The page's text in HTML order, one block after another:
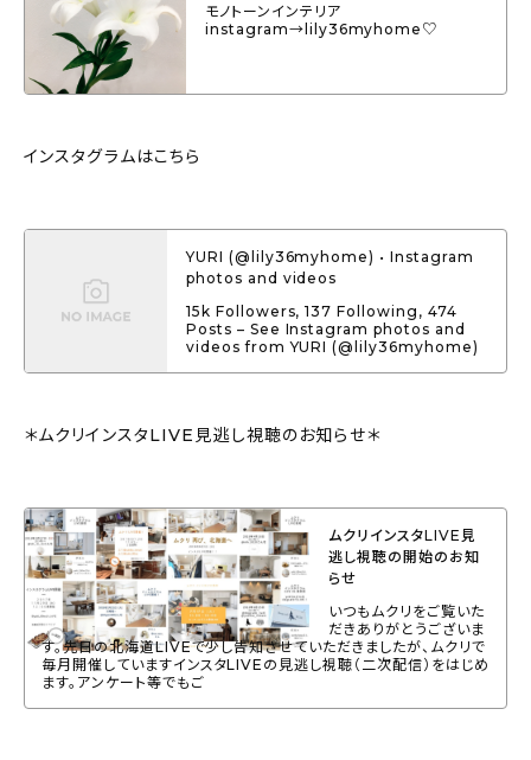
モノトーンインテリア
instagram→lily36myhome♡
インスタグラムはこちら
YURI (@lily36myhome) • Instagram
photos and videos
15k Followers, 137 Following, 474
Posts – See Instagram photos and
videos from YURI (@lily36myhome)
＊ムクリインスタLIVE見逃し視聴のお知らせ＊
ムクリインスタLIVE見
逃し視聴の開始のお知
らせ
いつもムクリをご覧いた
だきありがとうございま
す。先日の北海道LIVEで少し告知させていただきましたが、ムクリで
毎月開催していますインスタLIVEの見逃し視聴（二次配信）をはじめ
ます。アンケート等でもご